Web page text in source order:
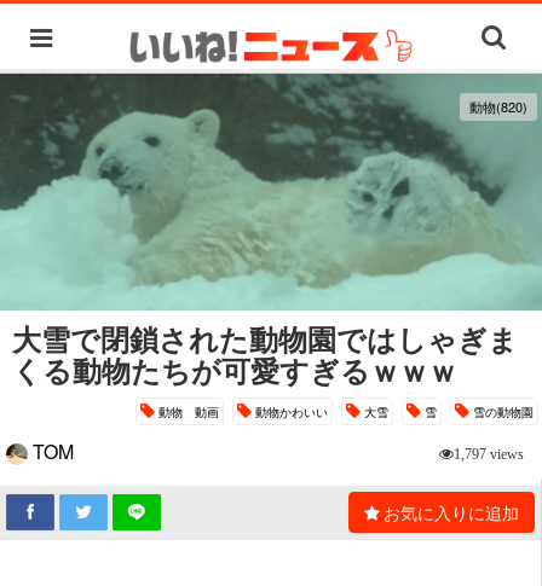
動物(820)
大雪で閉鎖された動物園ではしゃぎま
くる動物たちが可愛すぎるｗｗｗ
動物 動画 動物かわいい 大雪 雪 雪の動物園
TOM 1,797 views
お気に入りに追加